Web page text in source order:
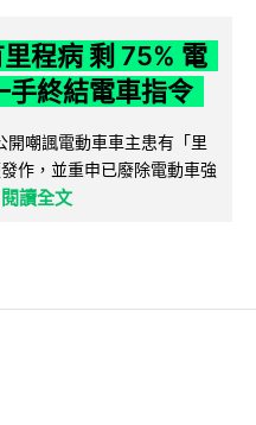
程病 剩 75% 電
手終結電車指令
嘲諷電動車車主患有「里
作，並重申已廢除電動車強
閱讀全文